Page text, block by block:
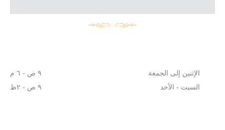
الإثنين إلى الجمعة
٩ ص - ٦ م
السبت - الأحد
٩ ص - ٢ظ